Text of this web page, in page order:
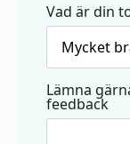
Vad är din
Lämna
feedback